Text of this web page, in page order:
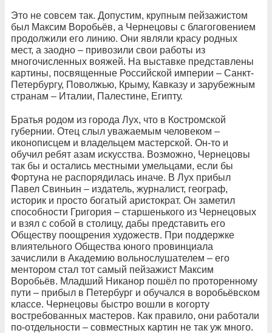
Это не совсем так. Допустим, крупным пейзажистом
был Максим Воробьёв, а Чернецовы с благоговением
продолжили его линию. Они являли красу родных
мест, а заодно – привозили свои работы из
многочисленных вояжей. На выставке представлены
картины, посвященные Российской империи – Санкт-
Петербургу, Поволжью, Крыму, Кавказу и зарубежным
странам – Италии, Палестине, Египту.
Братья родом из города Лух, что в Костромской
губернии. Отец слыл уважаемым человеком –
иконописцем и владельцем мастерской. Он-то и
обучил ребят азам искусства. Возможно, Чернецовы
так бы и остались местными умельцами, если бы
Фортуна не распорядилась иначе. В Лух прибыл
Павел Свиньин – издатель, журналист, географ,
историк и просто богатый аристократ. Он заметил
способности Григория – старшенького из Чернецовых
и взял с собой в столицу, дабы представить его
Обществу поощрения художеств. При поддержке
влиятельного Общества юного провинциала
зачислили в Академию вольнослушателем – его
ментором стал тот самый пейзажист Максим
Воробьёв. Младший Никанор пошёл по проторенному
пути – прибыл в Петербург и обучался в воробьёвском
классе. Чернецовы быстро вошли в когорту
востребованных мастеров. Как правило, они работали
по-отдельности – совместных картин не так уж много.